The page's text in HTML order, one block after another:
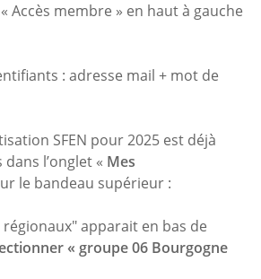
Accès membre » en haut à gauche
: adresse mail + mot de
SFEN pour 2025 est déjà
l’onglet « Mes
le bandeau supérieur :
apparait en bas de
« groupe 06 Bourgogne